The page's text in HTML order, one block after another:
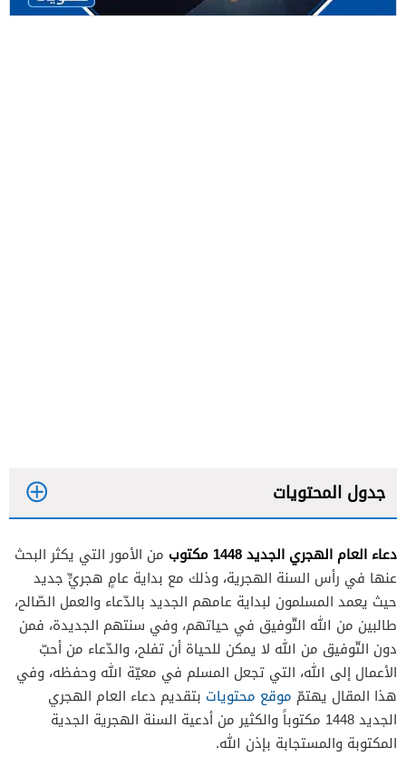
جدول المحتويات
دعاء العام الهجري الجديد 1448 مكتوب
من الأمور التي يكثر البحث
عنها في رأس السنة الهجرية، وذلك مع بداية عامٍ هجريٍّ جديد
حيث يعمد المسلمون لبداية عامهم الجديد بالدّعاء والعمل الصّالح،
طالبين من الله التّوفيق في حياتهم، وفي سنتهم الجديدة، فمن
دون التّوفيق من الله لا يمكن للحياة أن تفلح، والدّعاء من أحبّ
الأعمال إلى الله، التي تجعل المسلم في معيّة الله وحفظه، وفي
هذا المقال يهتمّ موقع محتويات بتقديم دعاء العام الهجري
الجديد 1448 مكتوباً والكثير من أدعية السنة الهجرية الجدية
المكتوبة والمستجابة بإذن الله.